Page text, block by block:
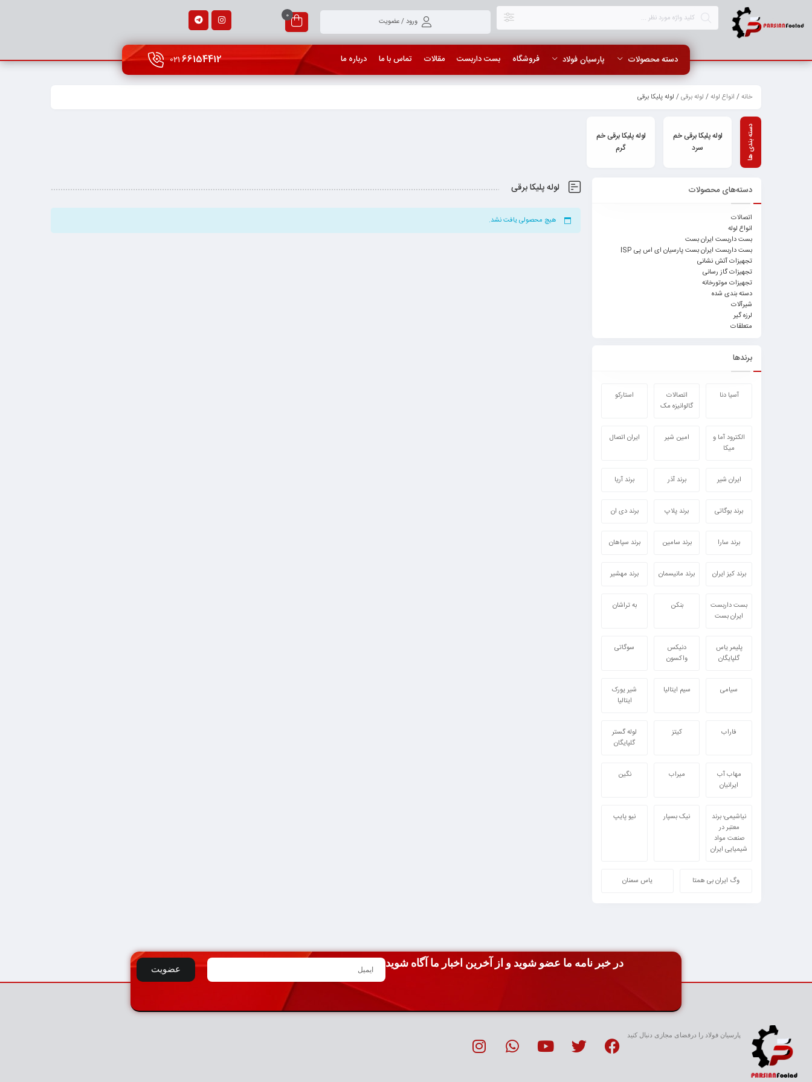
ورود / عضویت
0
دسته محصولات پارسیان فولاد فروشگاه بست داربست مقالات تماس با ما درباره ما 66154412
021
خانه/ انواع لوله/ لوله برقی/ لوله پلیکا برقی
لوله پلیکا برقی خم
سرد
لوله پلیکا برقی خم
گرم
لوله پلیکا برقی
هیچ محصولی یافت نشد.
دسته‌های محصولات
اتصالات
انواع لوله
بست داربست ایران بست
بست داربست ایران بست پارسیان ای اس پی ISP
تجهیزات آتش نشانی
تجهیزات گاز رسانی
تجهیزات موتورخانه
دسته بندی شده
شیرآلات
لرزه گیر
متعلقات
برندها
آسیا دنا
اتصالات
گالوانیزه مک
استارکو
الکترود آما و
میکا
امین شیر ایران اتصال
ایران شیر برند آذر برند آریا
برند بوگاتی برند پلاپ برند دی ان
برند سارا برند سامین برند سپاهان
برند کیز ایران برند مانیسمان برند مهشیر
بست داربست
ایران بست
بنکن به تراشان
پلیمر یاس
گلپایگان
دنیکس
واکسون
سوگاتی
سیامی سیم ایتالیا
شیر یورک
ایتالیا
فاراب کیتز
لوله گستر
گلپایگان
مهاب آب
ایرانیان
میراب نگین
نیاشیمی؛ برند
معتبر در
صنعت مواد
شیمیایی ایران
نیک بسپار نیو پایپ
وگ ایران بی همتا یاس سمنان
عضویت
در خبر نامه ما عضو شوید و از آخرین اخبار ما آگاه شوید
پارسیان فولاد را درفضای مجازی دنبال کنید